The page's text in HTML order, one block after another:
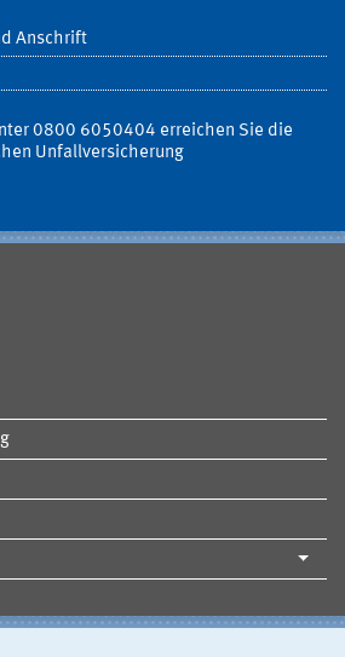
Anschrift
0800 6050404 erreichen Sie die
Unfallversicherung